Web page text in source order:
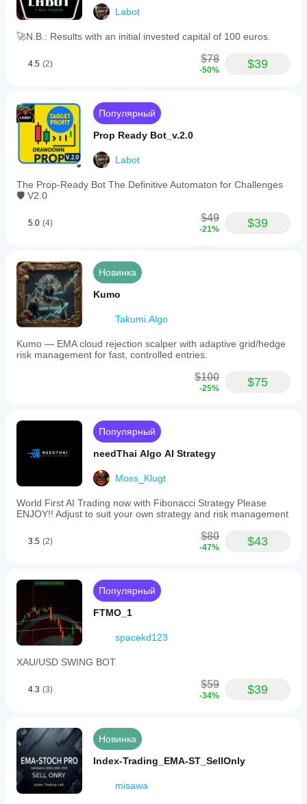
Labot
🚀N.B.: Results with an initial invested capital of 100 euros.
4.5 (2) $78
-50% $39
Популярный
Prop Ready Bot_v.2.0
Labot
The Prop-Ready Bot The Definitive Automaton for Challenges
🛡️ V2.0
5.0 (4) $49
-21% $39
Новинка
Kumo
Takumi.Algo
Kumo — EMA cloud rejection scalper with adaptive grid/hedge
risk management for fast, controlled entries.
$100
-25% $75
Популярный
needThai Algo AI Strategy
Moss_Klugt
World First AI Trading now with Fibonacci Strategy Please
ENJOY!! Adjust to suit your own strategy and risk management
3.5 (2) $80
-47% $43
Популярный
FTMO_1
spacekd123
XAU/USD SWING BOT
4.3 (3) $59
-34% $39
Новинка
Index-Trading_EMA-ST_SellOnly
misawa